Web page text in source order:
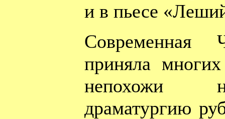
и в пьесе
Современная
приняла
непохожи
драматургию